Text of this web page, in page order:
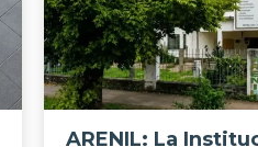
ARENIL: La